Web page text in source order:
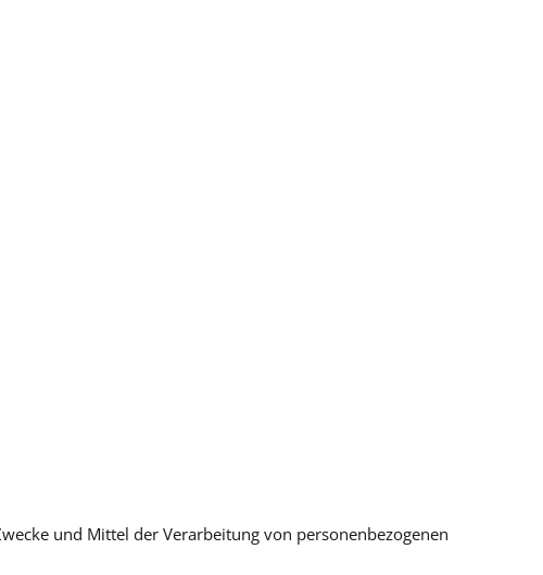
und Mittel der Verarbeitung von personenbezogenen